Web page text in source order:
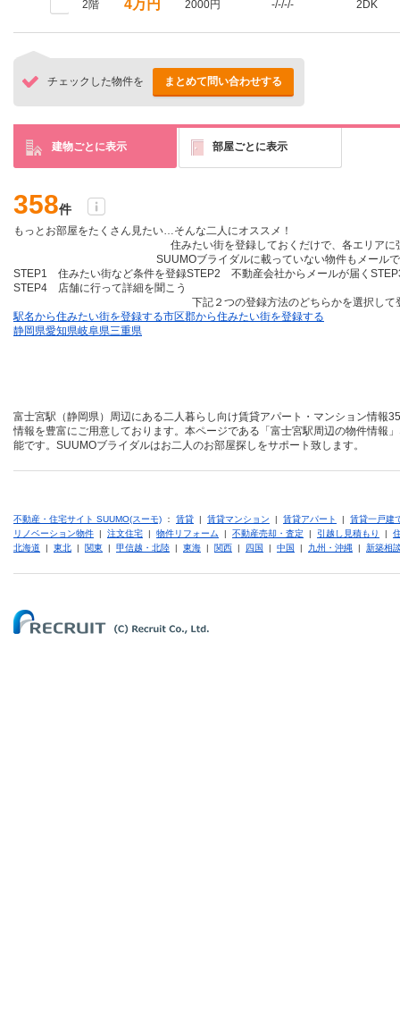
2階 4万円 2000円 -/-/-/- 2DK
チェックした物件を まとめて問い合わせする
建物ごとに表示 部屋ごとに表示
358件
もっとお部屋をたくさん見たい…そんな二人にオススメ！
住みたい街を登録しておくだけで、各エリアに
SUUMOブライダルに載っていない物件も メール
STEP1 住みたい街など条件を登録STEP2 不動産会社からメールが届く
STEP4 店舗に行って詳細を聞こう
下記２つの登録方法のどちらかを選択して
駅名から住みたい街を登録する市区郡から住みたい街を登録する
静岡県愛知県岐阜県三重県
富士宮駅（静岡県）周辺にある二人暮らし向け賃貸アパート・マンション情報
情報を豊富にご用意しております。本ページである「富士宮駅周辺の物件情報
能です。SUUMOブライダルはお二人のお部屋探しをサポート致します。
不動産・住宅サイト SUUMO(スーモ) ： 賃貸 | 賃貸マンション | 賃貸アパート | 賃貸一戸建
リノベーション物件 | 注文住宅 | 物件リフォーム | 不動産売却・査定 | 引越し見積もり |
北海道 | 東北 | 関東 | 甲信越・北陸 | 東海 | 関西 | 四国 | 中国 | 九州・沖縄 | 新築相